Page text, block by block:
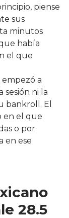
piense
sus
minutos
había
el que
a
ni la
bankroll. El
en el que
o por
en ese
28.5